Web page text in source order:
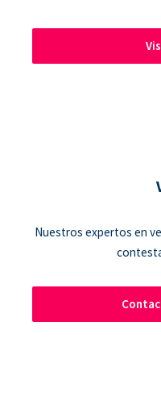
Nuestros expertos en